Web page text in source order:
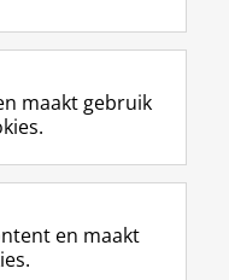
L
i
k
e
I
-
p
R
S
-
f
e
R
I
n
t
r
m
Y
o
T
e
k
maakt gebruik
en maakt